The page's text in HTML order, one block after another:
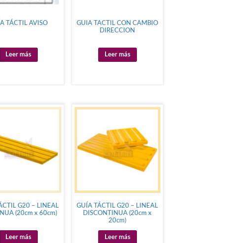
TÁCTIL AVISO
Leer más
GUIA TACTIL CON CAMBIO
DIRECCION
Leer más
G20 – LINEAL
(20cm x 60cm)
Leer más
GUÍA TÁCTIL G20 – LINEAL
DISCONTINUA (20cm x
20cm)
Leer más